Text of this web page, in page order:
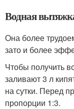
Водная
Она более
зато и более
Чтобы получить
заливают 3 л
на сутки. Перед
пропорции 1:3.